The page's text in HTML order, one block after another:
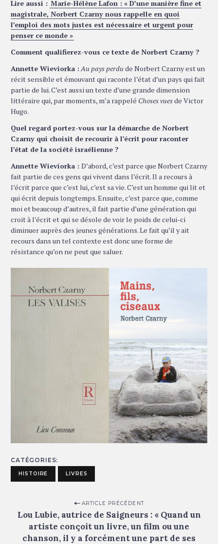
Lire aussi : Marie-Hélène Lafon : « D’une manière fine et
magistrale, Norbert Czarny nous rappelle en quoi
l’emploi des mots justes est nécessaire et urgent pour
penser ce monde »
Comment qualifierez-vous ce texte de Norbert Czarny ?
Annette Wieviorka : Au pays perdu de Norbert Czarny est un
récit sensible et émouvant qui raconte l’état d’un pays qui fait
partie de lui. C’est aussi un texte d’une grande dimension
littéraire qui, par moments, m’a rappelé Choses vuesde Victor
Hugo.
Quel regard portez-vous sur la démarche de Norbert
Czarny qui choisit de recourir à l’écrit pour raconter
l’état de la société israélienne ?
Annette Wieviorka : D’abord, c’est parce que Norbert Czarny
fait partie de ces gens qui vivent dans l’écrit. Il a recours à
l’écrit parce que c’est lui, c’est sa vie. C’est un homme qui lit et
qui écrit depuis longtemps. Ensuite, c’est parce que, comme
moi et beaucoup d’autres, il fait partie d’une génération qui
croit à l’écrit et qui se désole de voir le poids de celui-ci
diminuer auprès des jeunes générations. Le fait qu’il y ait
recours dans un tel contexte est donc une forme de
résistance qu’on ne peut que saluer.
CATÉGORIES
HISTOIRE LIVRES
ARTICLE PRÉCÉDENT
Lou Lubie, autrice de Saigneurs : « Quand un
artiste conçoit un livre, un film ou une
chanson, il y a forcément une part de ses